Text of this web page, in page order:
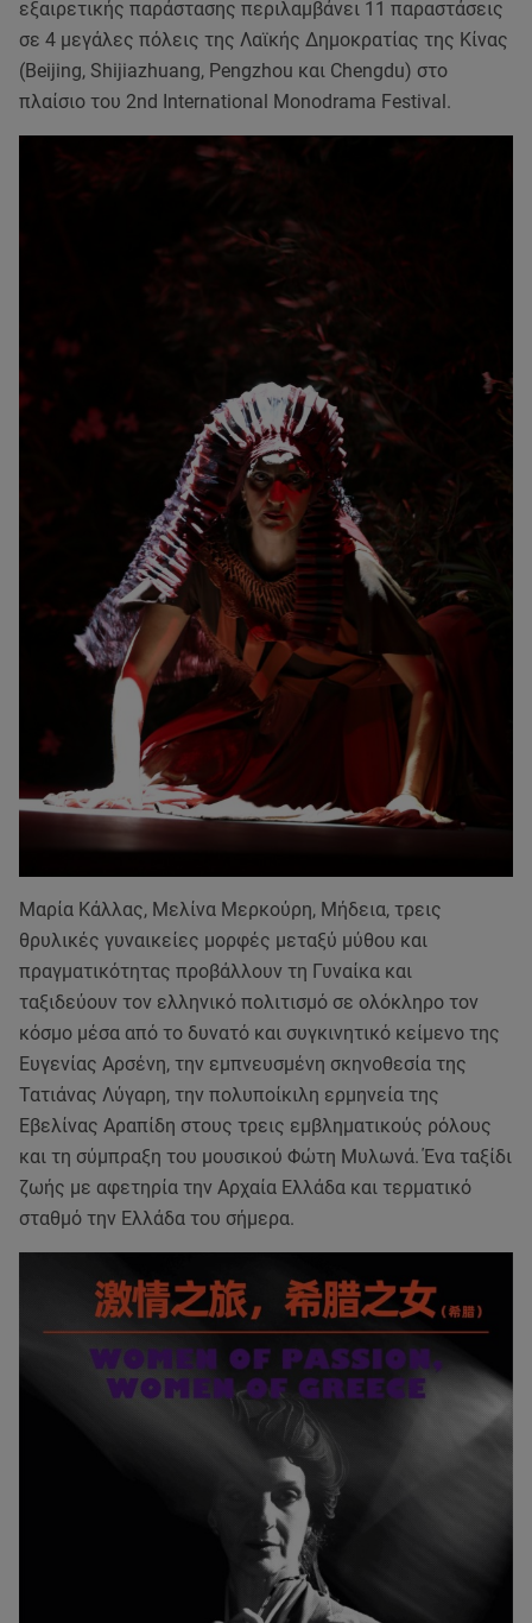
εξαιρετικής παράστασης περιλαμβάνει 11 παραστάσεις
σε 4 μεγάλες πόλεις της Λαϊκής Δημοκρατίας της Κίνας
(Beijing, Shijiazhuang, Pengzhou και Chengdu) στο
πλαίσιο του 2nd International Monodrama Festival.
Μαρία Κάλλας, Μελίνα Μερκούρη, Μήδεια, τρεις
θρυλικές γυναικείες μορφές μεταξύ μύθου και
πραγματικότητας προβάλλουν τη Γυναίκα και
ταξιδεύουν τον ελληνικό πολιτισμό σε ολόκληρο τον
κόσμο μέσα από το δυνατό και συγκινητικό κείμενο της
Ευγενίας Αρσένη, την εμπνευσμένη σκηνοθεσία της
Τατιάνας Λύγαρη, την πολυποίκιλη ερμηνεία της
Εβελίνας Αραπίδη στους τρεις εμβληματικούς ρόλους
και τη σύμπραξη του μουσικού Φώτη Μυλωνά. Ένα ταξίδι
ζωής με αφετηρία την Αρχαία Ελλάδα και τερματικό
σταθμό την Ελλάδα του σήμερα.